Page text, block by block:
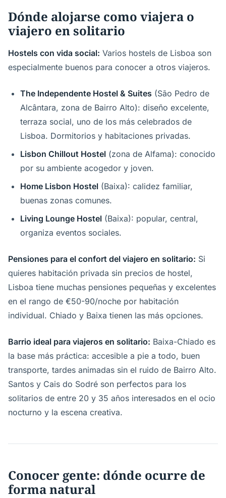
Dónde alojarse como viajera o
viajero en solitario
Hostels con vida social: Varios hostels de Lisboa son
especialmente buenos para conocer a otros viajeros.
The Independente Hostel & Suites (São Pedro de
Alcântara, zona de Bairro Alto): diseño excelente,
terraza social, uno de los más celebrados de
Lisboa. Dormitorios y habitaciones privadas.
Lisbon Chillout Hostel (zona de Alfama): conocido
por su ambiente acogedor y joven.
Home Lisbon Hostel (Baixa): calidez familiar,
buenas zonas comunes.
Living Lounge Hostel (Baixa): popular, central,
organiza eventos sociales.
Pensiones para el confort del viajero en solitario: Si
quieres habitación privada sin precios de hostel,
Lisboa tiene muchas pensiones pequeñas y excelentes
en el rango de €50-90/noche por habitación
individual. Chiado y Baixa tienen las más opciones.
Barrio ideal para viajeros en solitario: Baixa-Chiado es
la base más práctica: accesible a pie a todo, buen
transporte, tardes animadas sin el ruido de Bairro Alto.
Santos y Cais do Sodré son perfectos para los
solitarios de entre 20 y 35 años interesados en el ocio
nocturno y la escena creativa.
Conocer gente: dónde ocurre de
forma natural